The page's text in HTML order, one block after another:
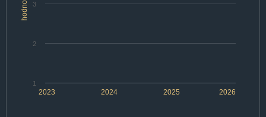
2024 2026
2023 2025
1
2
3